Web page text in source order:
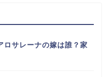
ロサレーナの嫁は誰？家